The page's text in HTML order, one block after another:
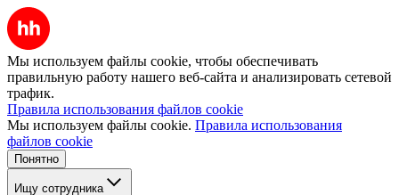
Мы используем файлы cookie, чтобы обеспечивать
правильную работу нашего веб-сайта и анализировать сетевой
трафик.
Правила использования файлов cookie
Мы используем файлы cookie. Правила использования
файлов cookie
Понятно
Ищу сотрудника